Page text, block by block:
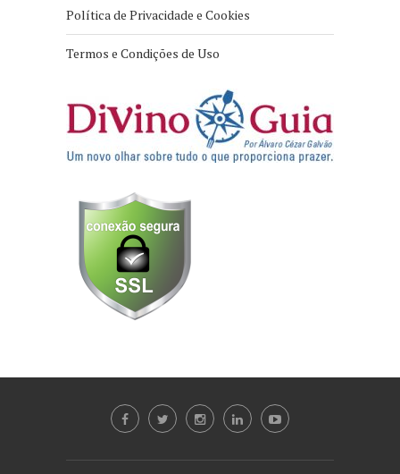
Política de Privacidade e Cookies
Termos e Condições de Uso